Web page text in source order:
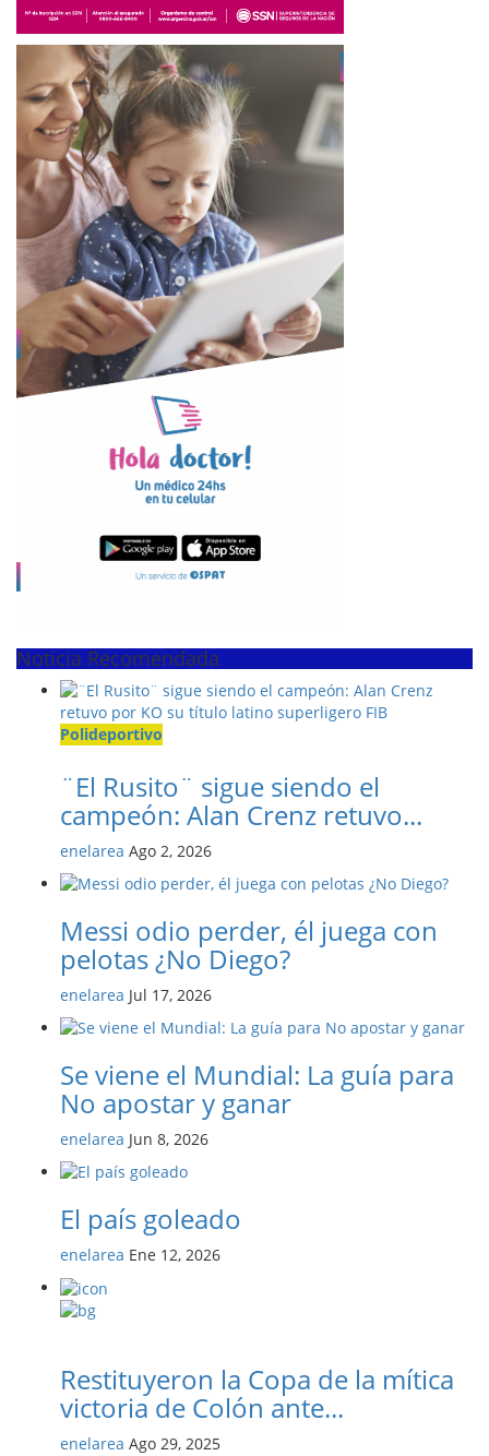
Noticia Recomendada
Polideportivo
¨El Rusito¨ sigue siendo el
campeón: Alan Crenz retuvo...
enelarea Ago 2, 2026
Messi odio perder, él juega con
pelotas ¿No Diego?
enelarea Jul 17, 2026
Se viene el Mundial: La guía para
No apostar y ganar
enelarea Jun 8, 2026
El país goleado
enelarea Ene 12, 2026
Restituyeron la Copa de la mítica
victoria de Colón ante...
enelarea Ago 29, 2025